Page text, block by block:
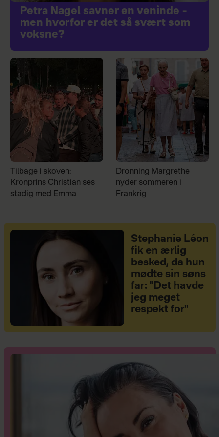
Petra Nagel savner en veninde –
men hvorfor er det så svært som
voksne?
Tilbage i skoven:
Kronprins Christian ses
stadig med Emma
Dronning Margrethe
nyder sommeren i
Frankrig
Stephanie Léon
fik en ærlig
besked, da hun
mødte sin søns
far: "Det havde
jeg meget
respekt for"